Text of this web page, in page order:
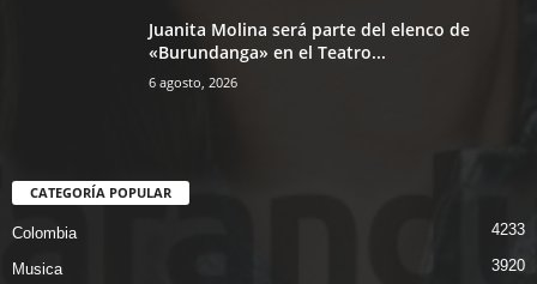
Juanita Molina será parte del elenco de
«Burundanga» en el Teatro...
6 agosto, 2026
CATEGORÍA POPULAR
Colombia 4233
Musica 3920